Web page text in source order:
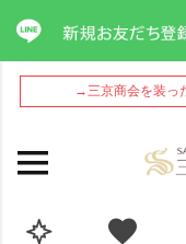
→三京商会を装っ